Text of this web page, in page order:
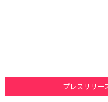
プレスリリー